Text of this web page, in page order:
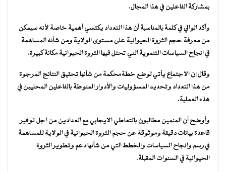
بمشاركة الفاعلين في هذا المجال.
وأكد الوالي في كلمة بالمناسبة أن هذا التعداد يكتسي أهمية خاصة لأنه سيمكن
من معرفة حجم الثروة الحيوانية على مستوى الولاية ومن شأنه المساهمة
في انجاح السياسات التنموية التي تحتل فيها الثروة الحيوانية مكانة كبيرة.
وقال إن الاجتماع يأتي لوضع خطةمحكمة من شأنها تحقيق النتائج المرجوة
من هذا التعداد وتحديد المسؤوليات والأدوار المنوطة بالفاعلين المحليين في
هذه العملية.
وأوضح أن المنمين مطالبون بالتعاطي الايجابي مع العدادين من اجل توفير
قاعدة بيانات دقيقة وموثوقة عن حجم الثروة الحيوانية في الولاية للمساهمة
في رسم وانجاح السياسات والخطط التي من شأنها دعم وتطوير الثروة
الحيوانية في السنوات المقبلة.